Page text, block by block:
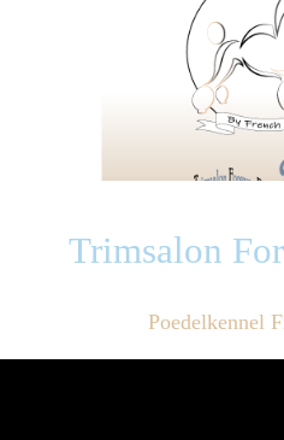
Trimsalon
Poedelkennel